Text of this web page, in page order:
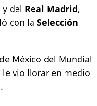
y del Real Madrid,
con la Selección
México del Mundial
le vio llorar en medio